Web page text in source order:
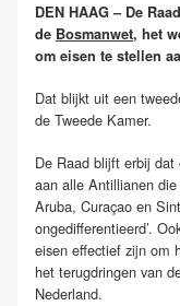
DEN HAAG – De
de Bosmanwet, het
om eisen te stellen
Dat blijkt uit een
de Tweede Kamer.
De Raad blijft erbij
aan alle Antillianen
Aruba, Curaçao en
ongedifferentieerd’.
eisen effectief zijn om
het terugdringen van
Nederland.